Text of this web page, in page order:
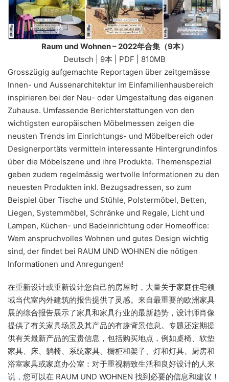
Raum und Wohnen – 2022年合集（9本）
Deutsch | 9本 | PDF | 810MB
Grosszügig aufgemachte Reportagen über zeitgemässe
Innen- und Aussenarchitektur im Einfamilienhausbereich
inspirieren bei der Neu- oder Umgestaltung des eigenen
Zuhause. Umfassende Berichterstattungen von den
wichtigsten europäischen Möbelmessen zeigen die
neusten Trends im Einrichtungs- und Möbelbereich oder
Designerportäts vermitteln interessante Hintergrundinfos
über die Möbelszene und ihre Produkte. Themenspezial
geben zudem regelmässig wertvolle Informationen zu den
neuesten Produkten inkl. Bezugsadressen, so zum
Beispiel über Tische und Stühle, Polstermöbel, Betten,
Liegen, Systemmöbel, Schränke und Regale, Licht und
Lampen, Küchen- und Badeinrichtung oder Homeoffice:
Wem anspruchvolles Wohnen und gutes Design wichtig
sind, der findet bei RAUM UND WOHNEN die nötigen
Informationen und Anregungen!
在重新设计或重新设计您自己的房屋时，大量关于家庭住宅领
域当代室内外建筑的报告提供了灵感。来自最重要的欧洲家具
展的综合报告展示了家具和家具行业的最新趋势，设计师肖像
提供了有关家具场景及其产品的有趣背景信息。专题还定期提
供有关最新产品的宝贵信息，包括购买地点，例如桌椅、软垫
家具、床、躺椅、系统家具、橱柜和架子、灯和灯具、厨房和
浴室家具或家庭办公室：对于重视精致生活和良好设计的人来
说，您可以在 RAUM UND WOHNEN 找到必要的信息和建议！